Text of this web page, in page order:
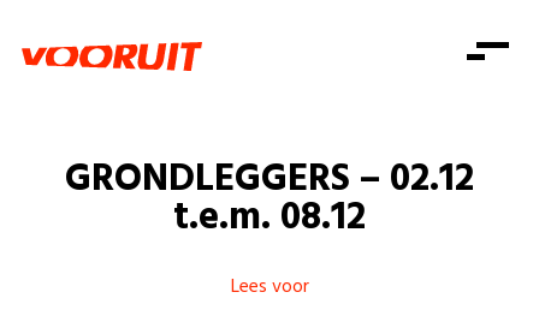
Zorg
Gelijke kansen
Welzijn
Onze mensen
Standpunten
Vacatures
Doe mee
Doe mee
Word lid
Shop
Login
GRONDLEGGERS – 02.12
t.e.m. 08.12
Lees voor